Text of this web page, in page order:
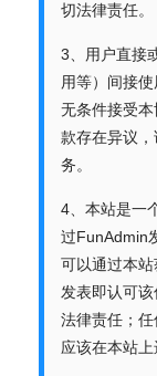
切法律责任。
3、用户直接
用等）间接
无条件接受
款存在异议
务。
4、本站是一
过FunAdmin
可以通过本
发表即认可
法律责任；
应该在本站上